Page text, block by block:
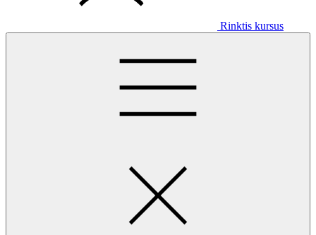
Rinktis kursus